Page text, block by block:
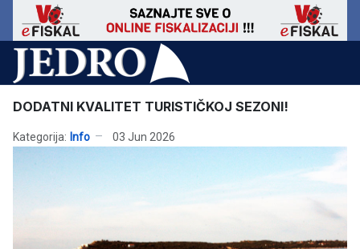
DODATNI KVALITET TURISTIČKOJ SEZONI!
Kategorija: Info 03 Jun 2026